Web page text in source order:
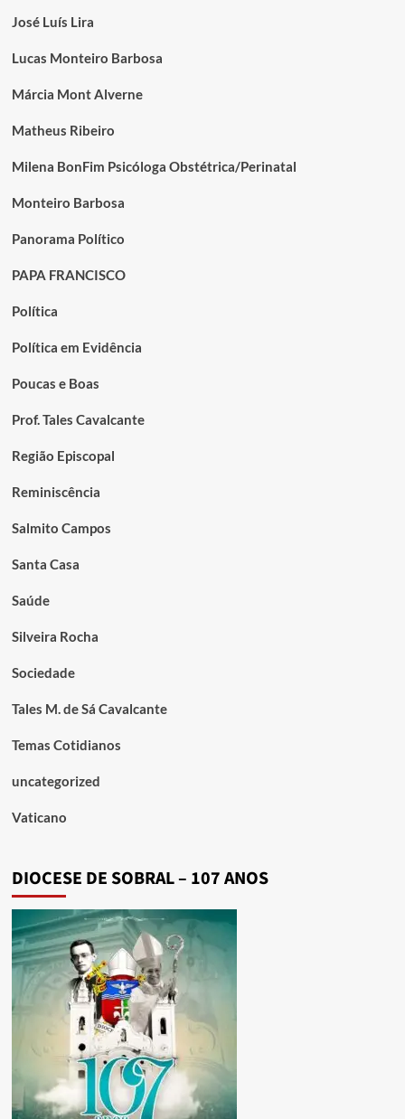
José Luís Lira
Lucas Monteiro Barbosa
Márcia Mont Alverne
Matheus Ribeiro
Milena BonFim Psicóloga Obstétrica/Perinatal
Monteiro Barbosa
Panorama Político
PAPA FRANCISCO
Política
Política em Evidência
Poucas e Boas
Prof. Tales Cavalcante
Região Episcopal
Reminiscência
Salmito Campos
Santa Casa
Saúde
Silveira Rocha
Sociedade
Tales M. de Sá Cavalcante
Temas Cotidianos
uncategorized
Vaticano
DIOCESE DE SOBRAL – 107 ANOS